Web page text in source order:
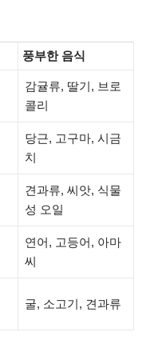
풍부한 음식
감귤류, 딸기, 브로
콜리
당근, 고구마, 시금
치
견과류, 씨앗, 식물
성 오일
연어, 고등어, 아마
씨
굴, 소고기, 견과류